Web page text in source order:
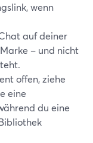
wenn
auf deiner
– und nicht
offen, ziehe
eine
du eine